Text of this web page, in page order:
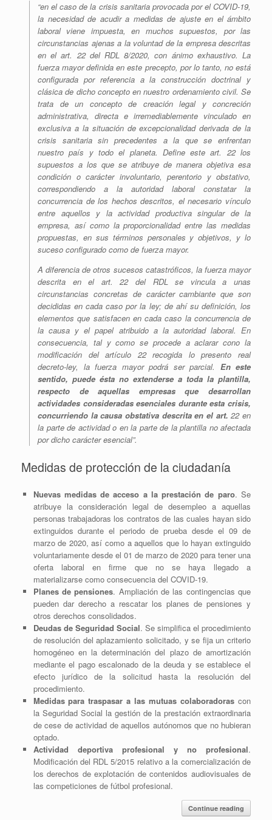
“en el caso de la crisis sanitaria provocada por el COVID-19,
la necesidad de acudir a medidas de ajuste en el ámbito
laboral viene impuesta, en muchos supuestos, por las
circunstancias ajenas a la voluntad de la empresa descritas
en el art. 22 del RDL 8/2020, con ánimo exhaustivo. La
fuerza mayor definida en este precepto, por lo tanto, no está
configurada por referencia a la construcción doctrinal y
clásica de dicho concepto en nuestro ordenamiento civil. Se
trata de un concepto de creación legal y concreción
administrativa, directa e irremediablemente vinculado en
exclusiva a la situación de excepcionalidad derivada de la
crisis sanitaria sin precedentes a la que se enfrentan
nuestro país y todo el planeta. Define este art. 22 los
supuestos a los que se atribuye de manera objetiva esa
condición o carácter involuntario, perentorio y obstativo,
correspondiendo a la autoridad laboral constatar la
concurrencia de los hechos descritos, el necesario vínculo
entre aquellos y la actividad productiva singular de la
empresa, así como la proporcionalidad entre las medidas
propuestas, en sus términos personales y objetivos, y lo
suceso configurado como de fuerza mayor.
A diferencia de otros sucesos catastróficos, la fuerza mayor
descrita en el art. 22 del RDL se vincula a unas
circunstancias concretas de carácter cambiante que son
decididas en cada caso por la ley; de ahí su definición, los
elementos que satisfacen en cada caso la concurrencia de
la causa y el papel atribuido a la autoridad laboral. En
consecuencia, tal y como se procede a aclarar cono la
modificación del artículo 22 recogida lo presento real
decreto-ley, la fuerza mayor podrá ser parcial. En este
sentido, puede ésta no extenderse a toda la plantilla,
respecto de aquellas empresas que desarrollan
actividades consideradas esenciales durante esta crisis,
concurriendo la causa obstativa descrita en el art. 22 en
la parte de actividad o en la parte de la plantilla no afectada
por dicho carácter esencial”.
Medidas de protección de la ciudadanía
Nuevas medidas de acceso a la prestación de paro. Se
atribuye la consideración legal de desempleo a aquellas
personas trabajadoras los contratos de las cuales hayan sido
extinguidos durante el periodo de prueba desde el 09 de
marzo de 2020, así como a aquellos que lo hayan extinguido
voluntariamente desde el 01 de marzo de 2020 para tener una
oferta laboral en firme que no se haya llegado a
materializarse como consecuencia del COVID-19.
Planes de pensiones. Ampliación de las contingencias que
pueden dar derecho a rescatar los planes de pensiones y
otros derechos consolidados.
Deudas de Seguridad Social. Se simplifica el procedimiento
de resolución del aplazamiento solicitado, y se fija un criterio
homogéneo en la determinación del plazo de amortización
mediante el pago escalonado de la deuda y se establece el
efecto jurídico de la solicitud hasta la resolución del
procedimiento.
Medidas para traspasar a las mutuas colaboradoras con
la Seguridad Social la gestión de la prestación extraordinaria
de cese de actividad de aquellos autónomos que no hubieran
optado.
Actividad deportiva profesional y no profesional.
Modificación del RDL 5/2015 relativo a la comercialización de
los derechos de explotación de contenidos audiovisuales de
las competiciones de fútbol profesional.
Continue reading